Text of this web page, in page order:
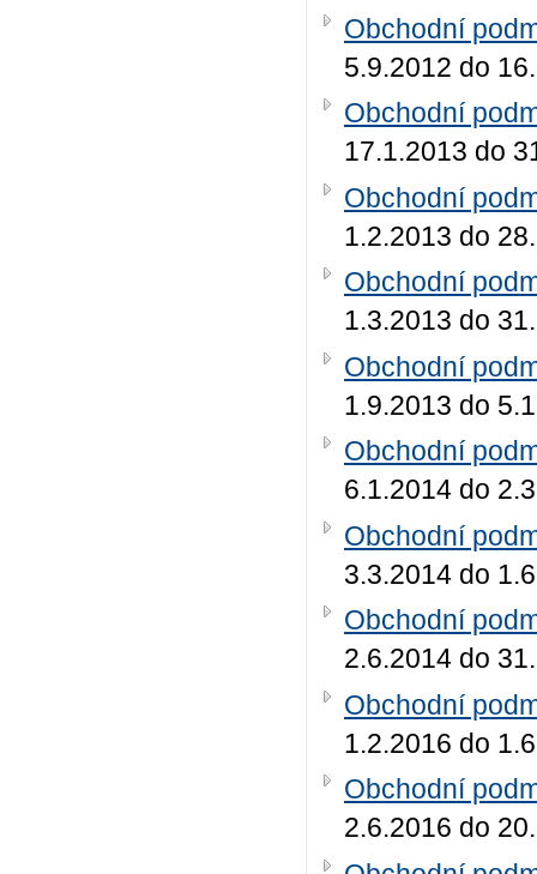
Obchodní
5.9.2012 do
Obchodní
17.1.2013 do
Obchodní
1.2.2013 do
Obchodní
1.3.2013 do
Obchodní
1.9.2013 do
Obchodní
6.1.2014 do
Obchodní
3.3.2014 do
Obchodní
2.6.2014 do
Obchodní
1.2.2016 do
Obchodní
2.6.2016 do